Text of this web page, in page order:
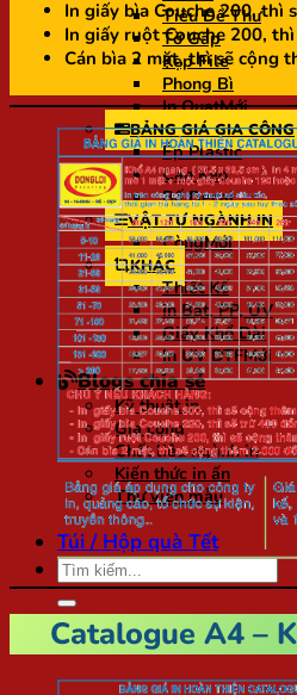
Tiêu Đề Thư
Tờ Gấp
Kẹp File
Phong Bì
In Quạt
BẢNG GIÁ GIA CÔNG
Ép Plastic
Cán Keo
Bế Decal
VẬT TƯ NGÀNH IN
Còng
KHÁC
Thiết Kế
In Bạt, PP, UV
Giấy Khổ Dài
In UV DTF
Blogs chia sẻ
Kỹ thuật in
Gia công
Chất liệu ngành in
Kiến thức in ấn
Thư viện mẫu
Túi / Hộp quà Tết
Tìm
kiếm:
In giấy bìa Couche 200, thì
In giấy ruột Couche 200,
Cán bìa 2 mặt, thì sẽ cộng
Catalogue A4 –